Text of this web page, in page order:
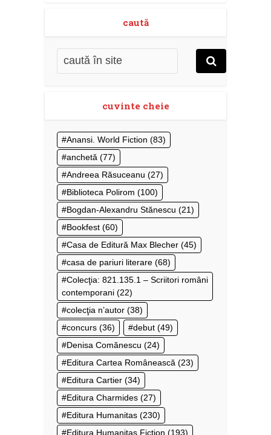
caută
cuvinte cheie
Anansi. World Fiction (83)
anchetă (77)
Andreea Răsuceanu (27)
Biblioteca Polirom (100)
Bogdan-Alexandru Stănescu (21)
Bookfest (60)
Casa de Editură Max Blecher (45)
casa de pariuri literare (68)
Colecţia: 821.135.1 – Scriitori români
contemporani (22)
colecţia n’autor (38)
concurs (36) debut (49)
Denisa Comănescu (24)
Editura Cartea Românească (23)
Editura Cartier (34)
Editura Charmides (27)
Editura Humanitas (230)
Editura Humanitas Fiction (193)